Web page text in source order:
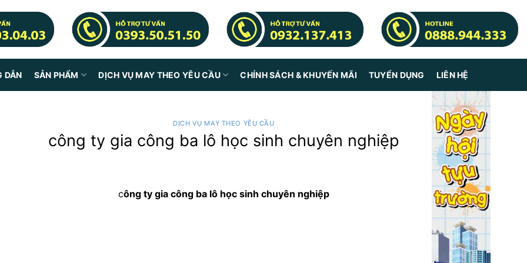
DẪN SẢN PHẨM DỊCH VỤ MAY THEO YÊU CẦU CHÍNH SÁCH & KHUYẾN MÃI TUYỂN DỤNG LIÊN HỆ
DỊCH VỤ MAY THEO YÊU CẦU
công ty gia công ba lô học sinh chuyên nghiệp
công ty gia công ba lô học sinh chuyên nghiệp